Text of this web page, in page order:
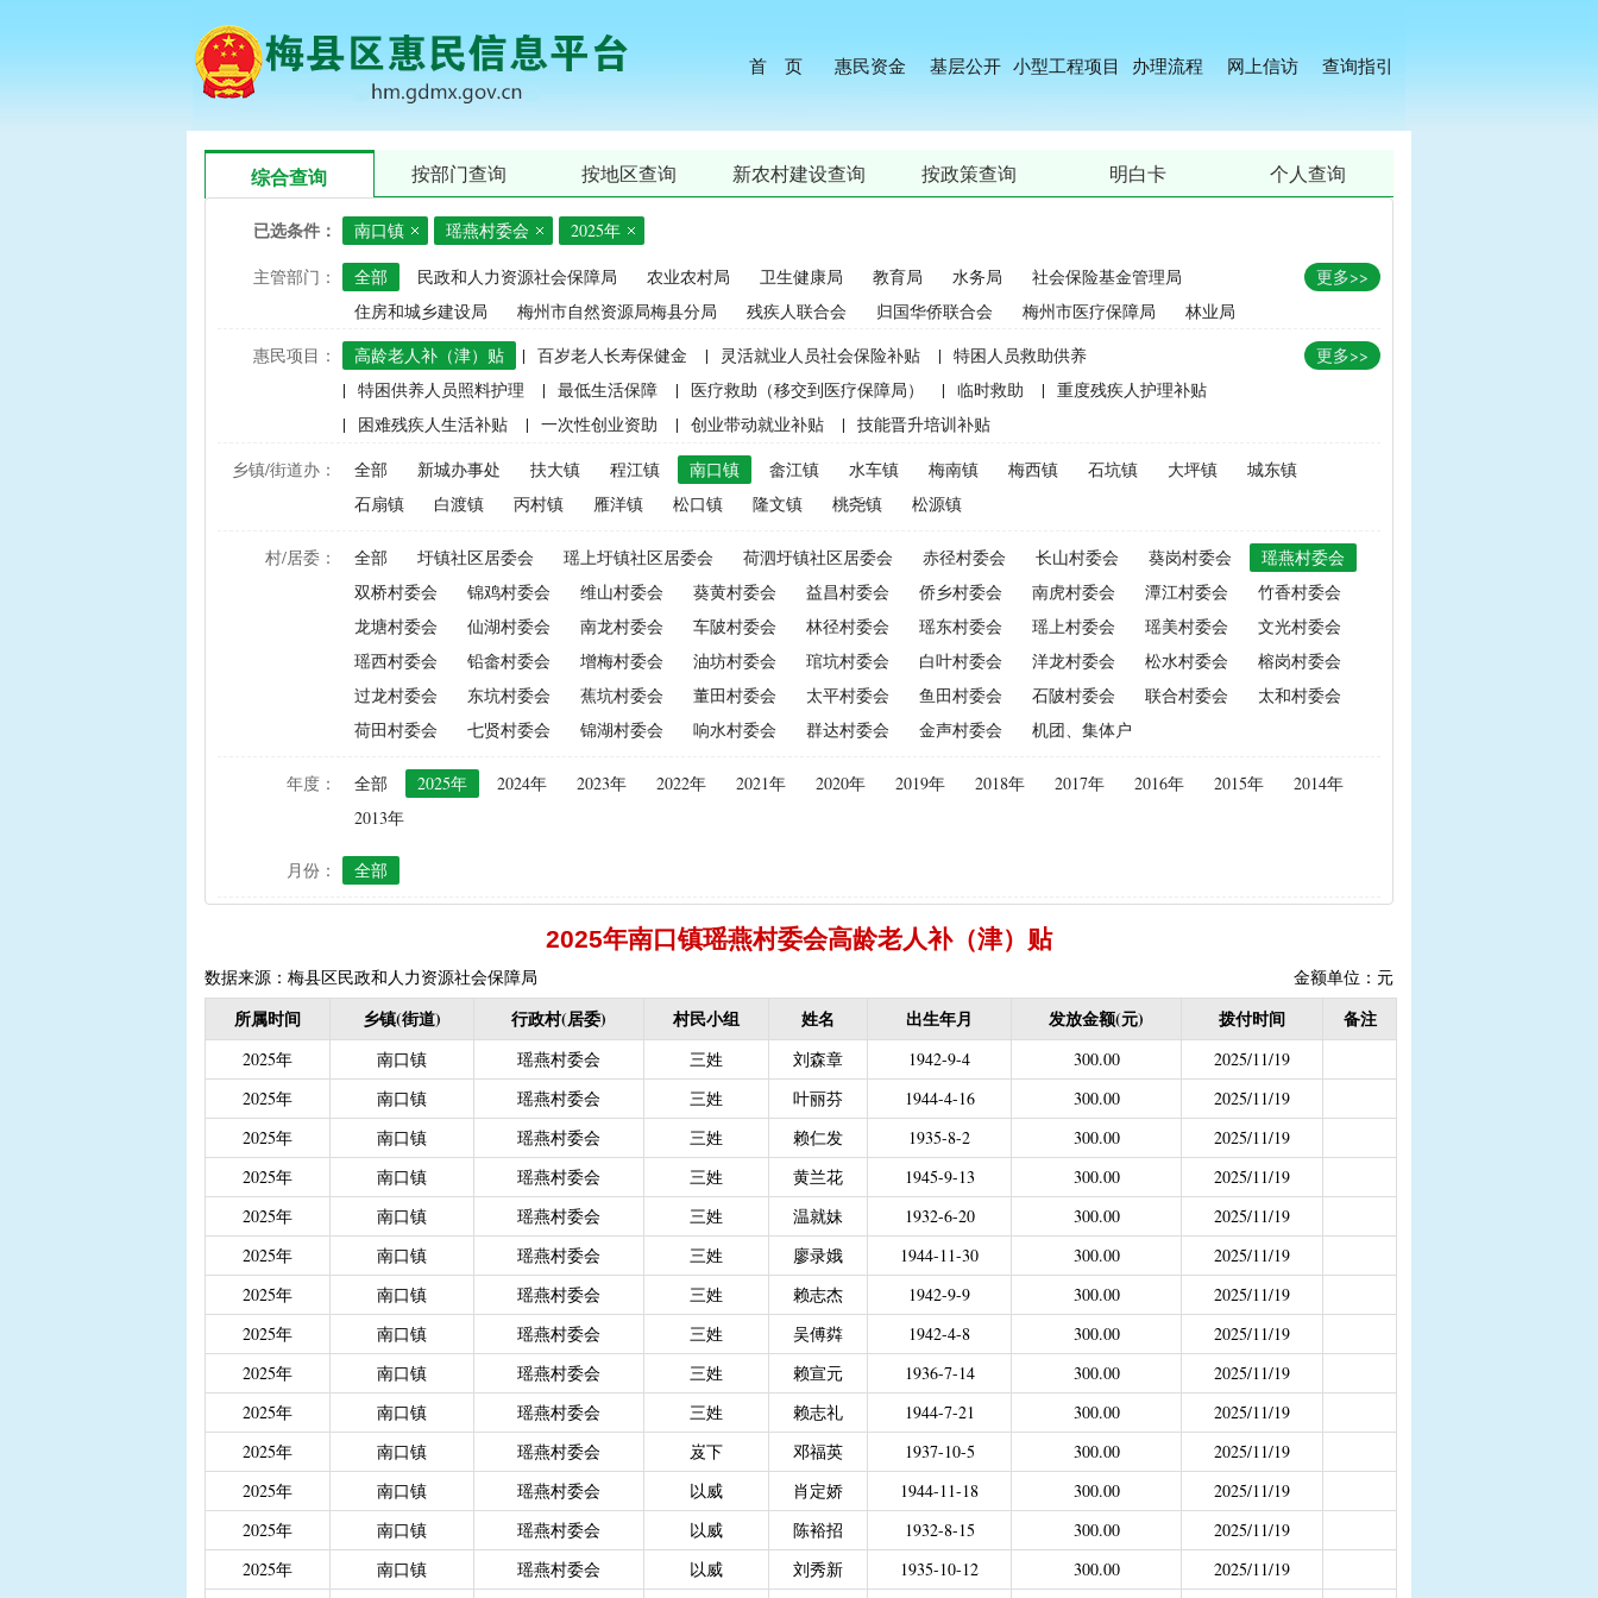
首 页 惠民资金 基层公开 小型工程项目 办理流程 网上信访 查询指引
综合查询 按部门查询 按地区查询 新农村建设查询 按政策查询 明白卡 个人查询
已选条件： 南口镇 瑶燕村委会 2025年
主管部门： 全部 民政和人力资源社会保障局 农业农村局 卫生健康局 教育局 水务局
社会保险基金管理局
住房和城乡建设局
梅州市自然资源局梅县分局 残疾人联合会 归国华侨联合会 梅州市医疗保障局 林业局
更多>>
惠民项目： 高龄老人补（津）贴 | 百岁老人长寿保健金 | 灵活就业人员社会保险补贴 | 特困人员救助供养
| 特困供养人员照料护理 | 最低生活保障 | 医疗救助（移交到医疗保障局） | 临时救助 | 重度残疾人护理补贴
|
困难残疾人生活补贴 | 一次性创业资助 | 创业带动就业补贴 | 技能晋升培训补贴
建档立卡家庭经济困难学生精准资助（2021年秋季学期起不再实施） | 中等职业学校国家助学金 | 畜牧品种改良经费
中央财政水稻、玉米、小麦良种补贴（2015年更改为“耕地地力保护补贴”） | 屠宰环节病害猪无害化处理补助
农资综合直补及种粮直补（2015年更改为“耕地地力保护补贴”） | 优质后备母奶牛饲养补贴 | 政策性能繁母猪保险费补贴
禁渔渔民生产生活补助 | 建档立卡贫困户 | 政策性家禽、生猪养殖保险保费补贴 | 农机购置补贴
耕地地力保护补贴
“两不具备”贫困村庄搬迁（已结束） | 生猪规模化养殖场无害化处理补助
省定贫困村创建社会主义新农村示范村建设项目计划表
农村部分计划生育家庭奖励
接生员和赤脚医生生活困难补助资金 | 城镇独生子女父母计划生育奖励（2013年至2020年按季度公开）
计划生育手术并发症人员特别扶助 | 村卫生站医生补贴资金 | 计划生育家庭特别扶助
计划生育家庭特别扶助（2013年至2020年按季度公开）
城镇独生子女父母计划生育奖励
普通高中建档立卡和非建档立卡免学杂费补助
| 高中残疾学生免学杂费补助（合并到“普通高中建档立卡和非建档立卡免学杂费补助”） | 中等职业学校学生免学费补助
建档立卡学生生活费（2016年至2021年，已结束） | 大中型水库移民后期扶持资金
| 城乡居民保险养老金 |
重度残疾人护理补贴（2013年至2016年，已移至民政局）
重度残疾人医疗保险
| 南粤扶残助学工程（高等教育阶段残疾学生补贴） | 低保残疾人生活津贴（2013年至2016年，已移至民政局）
| 重度残疾人、精神和智力残疾人缴纳城乡居民基本养老保险费 | 广东省贫困归侨扶贫救助专项补助
| 城乡居民医保大病保险 | 城乡居民医保零星报销 | 困难群众医疗救助
城乡居民医保大病保险（2021年4月之前社保局公开的数据） | 城乡居民医保零星报销（2021年4月之前社保局公开的数据）
省级生态公益林效益补偿专项资金
更多>>
乡镇/街道办： 全部 新城办事处 扶大镇 程江镇 南口镇 畲江镇 水车镇 梅南镇 梅西镇 石坑镇 大坪镇
城东镇
石扇镇
白渡镇 丙村镇 雁洋镇 松口镇 隆文镇 桃尧镇 松源镇
村/居委： 全部 圩镇社区居委会 瑶上圩镇社区居委会 荷泗圩镇社区居委会 赤径村委会 长山村委会 葵岗村委会
瑶燕村委会
双桥村委会
锦鸡村委会 维山村委会 葵黄村委会 益昌村委会 侨乡村委会 南虎村委会 潭江村委会
竹香村委会
龙塘村委会
仙湖村委会 南龙村委会 车陂村委会 林径村委会 瑶东村委会 瑶上村委会 瑶美村委会
文光村委会
瑶西村委会
铅畲村委会 增梅村委会 油坊村委会 琯坑村委会 白叶村委会 洋龙村委会 松水村委会
榕岗村委会
过龙村委会
东坑村委会 蕉坑村委会 董田村委会 太平村委会 鱼田村委会 石陂村委会 联合村委会
太和村委会
荷田村委会
七贤村委会 锦湖村委会 响水村委会 群达村委会 金声村委会 机团、集体户
年度： 全部 2025年 2024年 2023年 2022年 2021年 2020年 2019年 2018年 2017年 2016年 2015年
2014年
2013年
月份： 全部
2025年南口镇瑶燕村委会高龄老人补（津）贴
数据来源：梅县区民政和人力资源社会保障局 金额单位：元
所属时间 乡镇(街道) 行政村(居委) 村民小组 姓名 出生年月 发放金额(元) 拨付时间 备注
2025年 南口镇 瑶燕村委会 三姓 刘森章 1942-9-4 300.00
2025/11/19
2025年
南口镇 瑶燕村委会 三姓 叶丽芬 1944-4-16 300.00
2025/11/19
2025年
南口镇 瑶燕村委会 三姓 赖仁发 1935-8-2 300.00
2025/11/19
2025年
南口镇 瑶燕村委会 三姓 黄兰花 1945-9-13 300.00
2025/11/19
2025年
南口镇 瑶燕村委会 三姓 温就妹 1932-6-20 300.00
2025/11/19
2025年
南口镇 瑶燕村委会 三姓 廖录娥 1944-11-30 300.00
2025/11/19
2025年
南口镇 瑶燕村委会 三姓 赖志杰 1942-9-9 300.00
2025/11/19
2025年
南口镇 瑶燕村委会 三姓 吴傅粦 1942-4-8 300.00
2025/11/19
2025年
南口镇 瑶燕村委会 三姓 赖宣元 1936-7-14 300.00
2025/11/19
2025年
南口镇 瑶燕村委会 三姓 赖志礼 1944-7-21 300.00
2025/11/19
2025年
南口镇 瑶燕村委会 岌下 邓福英 1937-10-5 300.00
2025/11/19
2025年
南口镇 瑶燕村委会 以威 肖定娇 1944-11-18 300.00
2025/11/19
2025年
南口镇 瑶燕村委会 以威 陈裕招 1932-8-15 300.00
2025/11/19
2025年
南口镇 瑶燕村委会 以威 刘秀新 1935-10-12 300.00
2025/11/19